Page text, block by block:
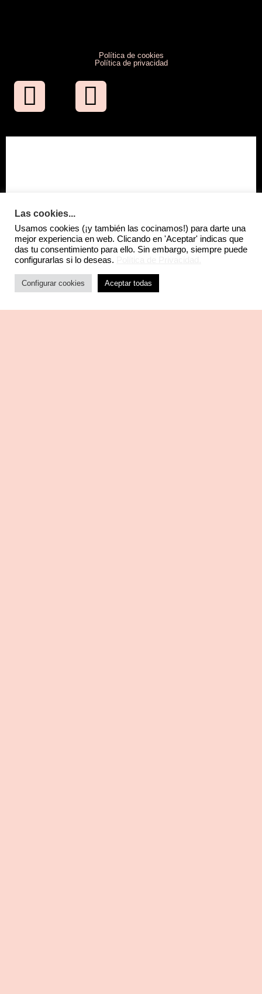
Política de cookies
Política de privacidad
Las cookies...
Usamos cookies (¡y también las cocinamos!) para darte una
mejor experiencia en web. Clicando en 'Aceptar' indicas que
das tu consentimiento para ello. Sin embargo, siempre puede
configurarlas si lo deseas.
Configurar cookies Aceptar todas